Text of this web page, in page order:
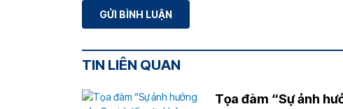
TIN LIÊN QUAN
Tọa đàm “Sự ảnh